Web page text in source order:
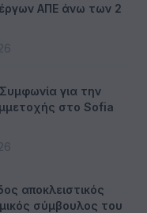
ΑΠΕ άνω των 2
για την
στο Sofia
αποκλειστικός
σύμβουλος του